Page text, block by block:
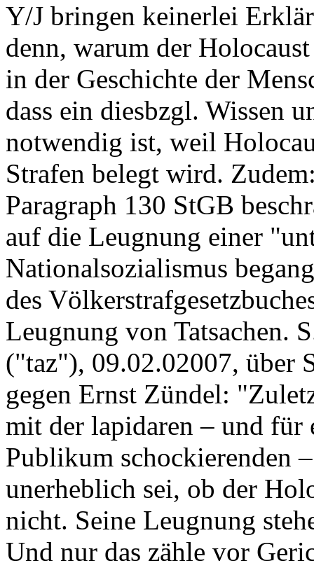
Y/J bringen keinerlei
denn, warum der
in der Geschichte der
dass ein diesbzgl. Wissen
notwendig ist, weil
Strafen belegt wird.
Paragraph 130 StGB
auf die Leugnung einer
Nationalsozialismus
des
Leugnung von Tatsachen.
("taz"), 09.02.02007, über
gegen Ernst Zündel:
mit der lapidaren – und
Publikum schockierenden
unerheblich sei, ob der
nicht. Seine Leugnung
Und nur das zähle vor